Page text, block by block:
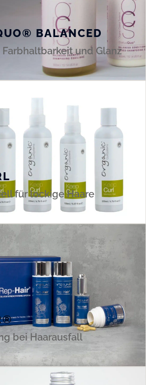
BALANCED
und Glanz
für lockige Haare
bei Haarausfall